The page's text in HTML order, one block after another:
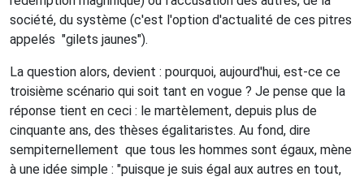
société, du système (c'est l'option d'actualité de ces pitres
appelés "gilets jaunes").
La question alors, devient : pourquoi, aujourd'hui, est-ce ce
troisième scénario qui soit tant en vogue ? Je pense que la
réponse tient en ceci : le martèlement, depuis plus de
cinquante ans, des thèses égalitaristes. Au fond, dire
sempiternellement que tous les hommes sont égaux, mène
à une idée simple : "puisque je suis égal aux autres en tout,